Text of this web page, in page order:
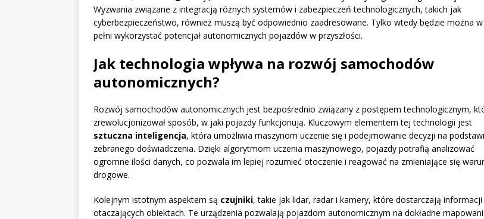
Wyzwania związane z integracją różnych systemów i zabezpieczeń technologicznych, takich jak
cyberbezpieczeństwo, również muszą być odpowiednio zaadresowane. Tylko wtedy będzie można w
pełni wykorzystać potencjał autonomicznych pojazdów w przyszłości.
Jak technologia wpływa na rozwój samochodów
autonomicznych?
Rozwój samochodów autonomicznych jest bezpośrednio związany z postępem technologicznym,
zrewolucjonizował sposób, w jaki pojazdy funkcjonują. Kluczowym elementem tej technologii jest
sztuczna inteligencja, która umożliwia maszynom uczenie się i podejmowanie decyzji na
zebranego doświadczenia. Dzięki algorytmom uczenia maszynowego, pojazdy potrafią analizować
ogromne ilości danych, co pozwala im lepiej rozumieć otoczenie i reagować na zmieniające się
drogowe.
Kolejnym istotnym aspektem są czujniki, takie jak lidar, radar i kamery, które dostarczają informacji
otaczających obiektach. Te urządzenia pozwalają pojazdom autonomicznym na dokładne